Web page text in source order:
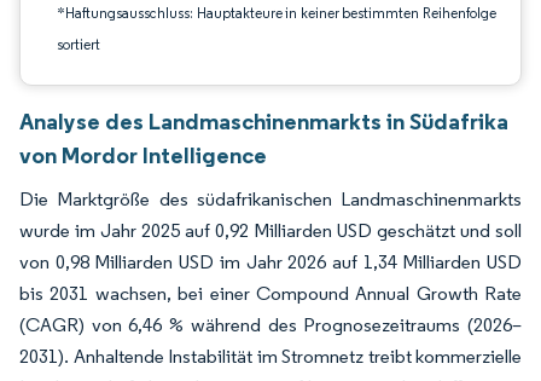
*Haftungsausschluss: Hauptakteure in keiner bestimmten Reihenfolge
sortiert
Analyse des Landmaschinenmarkts in Südafrika
von Mordor Intelligence
Die Marktgröße des südafrikanischen Landmaschinenmarkts
wurde im Jahr 2025 auf 0,92 Milliarden USD geschätzt und soll
von 0,98 Milliarden USD im Jahr 2026 auf 1,34 Milliarden USD
bis 2031 wachsen, bei einer Compound Annual Growth Rate
(CAGR) von 6,46 % während des Prognosezeitraums (2026–
2031). Anhaltende Instabilität im Stromnetz treibt kommerzielle